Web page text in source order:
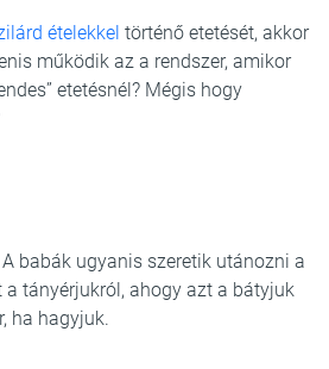
ételekkel történő etetését, akkor
működik az a rendszer, amikor
etetésnél? Mégis hogy
babák ugyanis szeretik utánozni a
tányérjukról, ahogy azt a bátyjuk
ha hagyjuk.